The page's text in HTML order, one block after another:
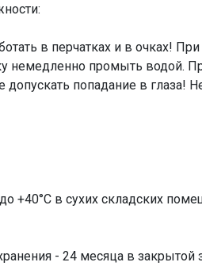
в перчатках и в очках!
немедленно промыть водой.
допускать попадание в глаза!
+40°С в сухих складских
- 24 месяца в